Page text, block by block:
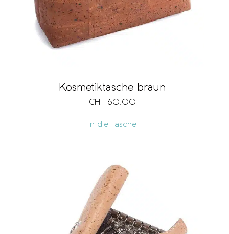
Kosmetiktasche braun
CHF 60.00
In die Tasche